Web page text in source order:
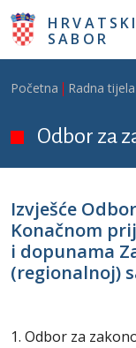
Skoči na glavni
HRVATSKI
SABOR
Breadcrumb
Početna Radna tijela
Odbor za
Izvješće
Konačnom
i dopunama
(regionalnoj)
1. Odbor za